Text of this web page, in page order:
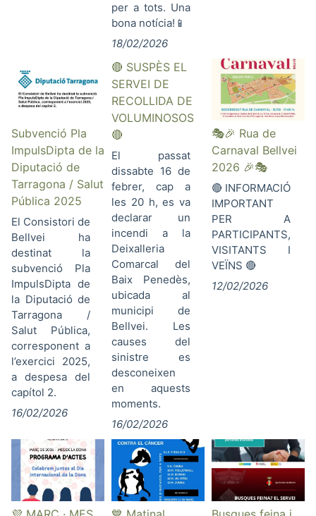
per a tots. Una
bona notícia!📱
18/02/2026
Subvenció Pla
ImpulsDipta de la
Diputació de
Tarragona / Salut
Pública 2025
El Consistori de
Bellvei ha
destinat la
subvenció Pla
ImpulsDipta de
la Diputació de
Tarragona /
Salut Pública,
corresponent a
l’exercici 2025,
a despesa del
capítol 2.
16/02/2026
🔴 SUSPÈS EL
SERVEI DE
RECOLLIDA DE
VOLUMINOSOS
🔴
El passat
dissabte 16 de
febrer, cap a
les 20 h, es va
declarar un
incendi a la
Deixalleria
Comarcal del
Baix Penedès,
ubicada al
municipi de
Bellvei. Les
causes del
sinistre es
desconeixen
en aquests
moments.
16/02/2026
🎭🎉 Rua de
Carnaval Bellvei
2026 🎉🎭
🔴 INFORMACIÓ
IMPORTANT
PER A
PARTICIPANTS,
VISITANTS I
VEÏNS 🔴
12/02/2026